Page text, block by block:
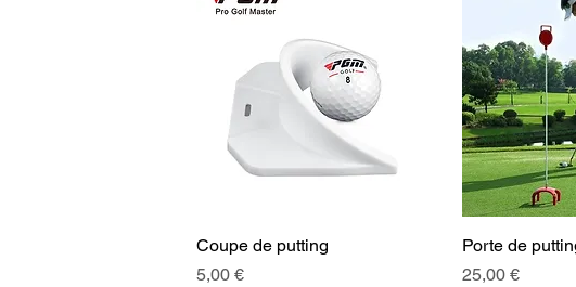
Aperçu rapide
Coupe de putting
Prix
5,00 €
Porte de
Prix
25,00 €